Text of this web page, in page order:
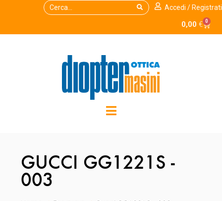
Accedi / Registrati
0,00 € 0
GUCCI GG1221S -
003